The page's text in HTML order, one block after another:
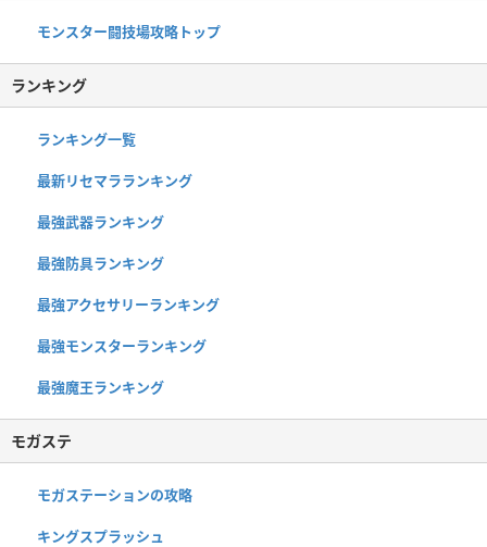
モンスター闘技場攻略トップ
ランキング
ランキング一覧
最新リセマラランキング
最強武器ランキング
最強防具ランキング
最強アクセサリーランキング
最強モンスターランキング
最強魔王ランキング
モガステ
モガステーションの攻略
キングスプラッシュ